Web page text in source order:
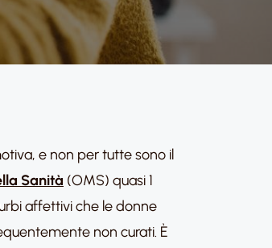
e non per tutte sono il
Sanità (OMS) quasi 1
affettivi che le donne
non curati. È